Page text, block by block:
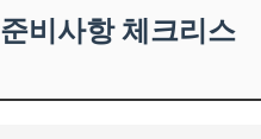
비사항 체크리스